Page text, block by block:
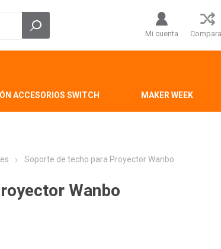
Mi cuenta
ACCESORIOS SWITCH MAKER WEEK
Soporte de techo para Proyector Wanbo
Wanbo